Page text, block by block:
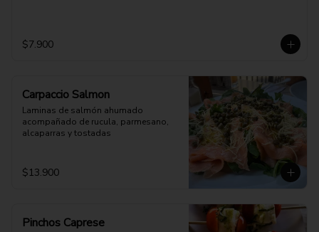
$7.900
Carpaccio Salmon
Laminas de salmón ahumado
acompañado de rucula, parmesano,
alcaparras y tostadas
$13.900
Pinchos Caprese